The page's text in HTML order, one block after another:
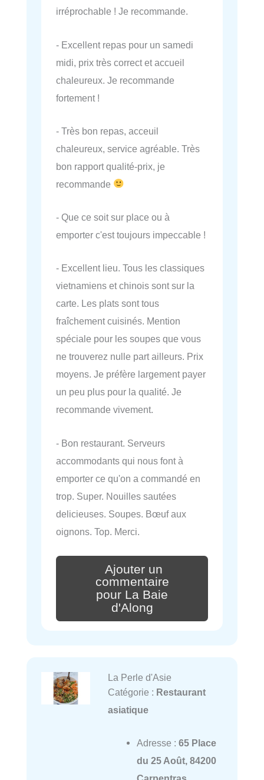
irréprochable ! Je recommande.
- Excellent repas pour un samedi
midi, prix très correct et accueil
chaleureux. Je recommande
fortement !
- Très bon repas, acceuil
chaleureux, service agréable. Très
bon rapport qualité-prix, je
recommande
- Que ce soit sur place ou à
emporter c'est toujours impeccable !
- Excellent lieu. Tous les classiques
vietnamiens et chinois sont sur la
carte. Les plats sont tous
fraîchement cuisinés. Mention
spéciale pour les soupes que vous
ne trouverez nulle part ailleurs. Prix
moyens. Je préfère largement payer
un peu plus pour la qualité. Je
recommande vivement.
- Bon restaurant. Serveurs
accommodants qui nous font à
emporter ce qu'on a commandé en
trop. Super. Nouilles sautées
delicieuses. Soupes. Bœuf aux
oignons. Top. Merci.
Ajouter un
commentaire
pour La Baie
d'Along
La Perle d'Asie
Catégorie : Restaurant
asiatique
Adresse : 65 Place
du 25 Août, 84200